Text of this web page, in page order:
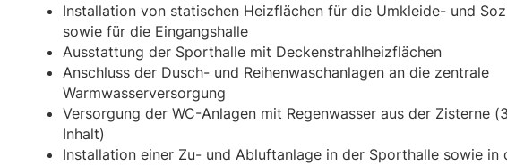
Installation von statischen Heizflächen für die Umkleide- und
sowie für die Eingangshalle
Ausstattung der Sporthalle mit Deckenstrahlheizflächen
Anschluss der Dusch- und Reihenwaschanlagen an die zentrale
Warmwasserversorgung
Versorgung der WC-Anlagen mit Regenwasser aus der Zisterne
Inhalt)
Installation einer Zu- und Abluftanlage in der Sporthalle sowie in